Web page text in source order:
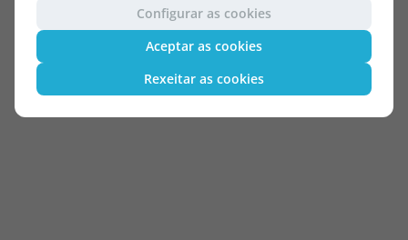
Configurar as cookies
Aceptar as cookies
Rexeitar as cookies